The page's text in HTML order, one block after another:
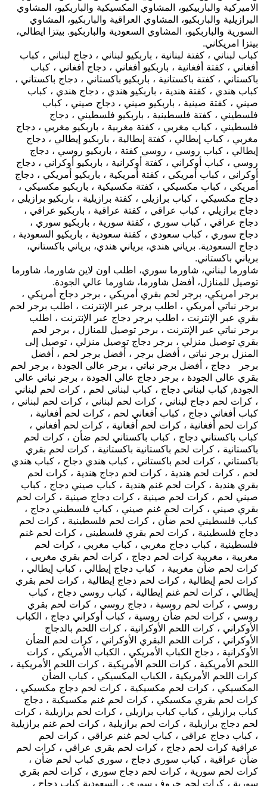
الاميركية والباربيكيو، المشاوي المكسيكية والباربكيو، المشاوي
البرازيلية والباربكيو، المشاوي العراقية والباربكيو، المشاوي
السورية والباربكيو، المشاوي السعودية والباربكيو. بيتزا ايطالي،
بيتزا امريكاني.
كباب لبناني ، كفتة لبنانية ، باربكيو لبناني ، دجاج لبناني ، كباب
أفغاني ، كفتة أفغانية ، باربكيو أفغاني ، دجاج أفغاني ، كباب
باكستاني ، كفتة باكستانية ، باربكيو باكستاني ، دجاج باكستاني ،
كباب هندي ، كفتة هندية ، باربكيو هندي ، دجاج هندي ، كباب
صيني ، كفتة صينية ، باربكيو صيني ، دجاج صيني ، كباب
فلسطيني ، كفتة فلسطينية ، باربكيو فلسطيني ، دجاج
فلسطيني ، كباب مغربي ، كفتة مغربية ، باربكيو مغربي ، دجاج
مغربي ، كباب إيطالي ، كفتة إيطالية ، باربكيو إيطالي ، دجاج
إيطالي ، كباب روسي ، روسي كفتة ، باربكيو روسي ، دجاج
روسي ، كباب أوكراني ، كفتة أوكرانية ، باربكيو أوكراني ، دجاج
أوكراني ، كباب أمريكي ، كفتة أمريكية ، باربكيو أمريكي ، دجاج
أمريكي ، كباب مكسيكي ، كفتة مكسيكية ، باربكيو مكسيكي ،
دجاج مكسيكي ، كباب برازيلي ، كفتة برازيلية ، باربكيو برازيلي ،
دجاج برازيلي ، كباب عراقي ، كفتة عراقية ، باربكيو عراقي ،
دجاج عراقي ، كباب سوري ، كفتة سورية ، باربكيو سوري ،
دجاج سوري ، كباب سعودي ، كفتة سعودية ، باربكيو السعودية ،
دجاج السعودية. برياني هندي، برياني هندي، برياني باكستاني،
برياني باكستاني.
شاورما لبناني، شاورما سوري، اطلب اون لاين شاورما، شاورما
توصيل للمنازل، أفضل شاورما، شاورما عالي الجودة.
برجر امريكي، برجر لحم بقري أمريكي ، برجر دجاج أمريكي ،
برجر نباتي أمريكي ، اطلب برجر عبر الإنترنت ، اطلب برجر لحم
بقري عبر الإنترنت ، اطلب برجر دجاج عبر الإنترنت ، اطلب
برجر نباتي عبر الإنترنت ، برجر توصيل للمنازل ، برجر لحم
بقري توصيل منزلي ، برجر دجاج توصيل منزلي ، توصيل إلى
المنزل برجر نباتي ، أفضل برجر ، أفضل برجر لحم ، أفضل
برجر دجاج ، أفضل برجر نباتي ، برجر عالي الجودة ، برجر لحم
بقري عالي الجودة ، برجر دجاج عالي الجودة ، برجر نباتي عالي
الجودة, كباب لبناني دجاج ، كباب لبناني لحم ، كرات لحم لبناني
، كرات لحم دجاج لبناني ، كرات لحم لبناني ، كرات لحم لبناني ،
كباب أفغاني دجاج ، كباب أفغاني لحم ، كرات لحم أفغانية ،
كرات لحم أفغانية ، كرات لحم أفغانية ، كرات لحم أفغاني ،
كباب باكستاني دجاج ، كباب باكستاني لحم ضأن ، كرات لحم
باكستانية ، كرات لحم باكستانية باكستانية ، كرات لحم بقري
باكستاني ، كرات لحم باكستاني ، كباب هندي دجاج ، كباب هندي
لحم ، كرات لحم هندية ، كرات لحم دجاج هندية ، كرات لحم
بقري هندية ، كرات لحم غنم هندية ، كباب صيني دجاج ، كباب
صيني لحم ، كرات لحم صينية ، كرات دجاج صينية ، كرات لحم
بقري صيني ، كرات لحم غنم صيني ، كباب فلسطيني دجاج ،
كباب فلسطيني لحم ضأن ، كرات لحم فلسطينية ، كرات لحم
دجاج فلسطينية ، كرات لحم بقري فلسطيني ، كرات لحم غنم
فلسطينية ، كباب دجاج مغربي ، كباب مغربي ، كرات لحم
مغربية ، مغربية كرات لحم دجاج ، كرات لحم بقري مغربي ،
كرات لحم ضأن مغربية ، كباب دجاج إيطالي ، كباب إيطالي ،
كرات لحم إيطالية ، كرات لحم دجاج إيطالية ، كرات لحم بقري
إيطالي ، كرات لحم غنم إيطالية ، كباب روسي دجاج ، كباب
روسي ، كرات لحم روسية ، دجاج روسي ، كرات لحم بقري
روسي ، كرات لحم ضأن روسية ، كباب أوكراني دجاج ، الكباب
الأوكراني ، كرات اللحم الأوكرانية ، كرات اللحم بالدجاج
الأوكراني ، كرات اللحم البقري الأوكراني ، كرات لحم الضأن
الأوكرانية ، دجاج الكباب الأمريكي ، الكباب الأمريكي ، كرات
اللحم الأمريكية ، كرات اللحم الأمريكية ، كرات اللحم الأمريكية ،
كرات اللحم الأمريكية ، الكباب المكسيكي ، كباب الضأن
المكسيكي ، كرات لحم مكسيكية ، كرات لحم دجاج مكسيكي ،
كرات لحم بقري مكسيكي ، كرات لحم غنم مكسيكية ، دجاج
كباب برازيلي ، كباب كباب برازيلي ، كرات لحم برازيلية ، كرات
لحم دجاج برازيلية ، كرات لحم برازيلية ، كرات لحم غنم برازيلية
، كباب دجاج عراقي ، كباب لحم غنم عراقي ، كرات لحم
عراقية كرات لحم دجاج ، كرات لحم بقري عراقي ، كرات لحم
ضأن عراقية ، كباب سوري دجاج ، سوري كباب لحم ضأن ،
كرات لحم سورية ، كرات لحم دجاج سوري ، كرات لحم بقري
سورية ، كرات لحم خروف سوري ، السعودية كباب دجاج ،